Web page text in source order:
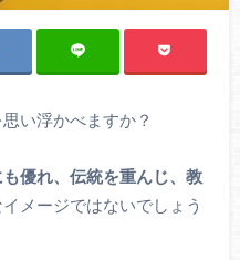
い浮かべますか？
優れ、伝統を重んじ、教
メージではないでしょう